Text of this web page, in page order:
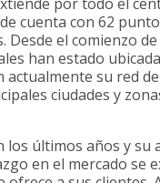
cuenta con 62
Desde el comienzo
han estado
actualmente su red
ciudades y
los últimos años y su
en el mercado se